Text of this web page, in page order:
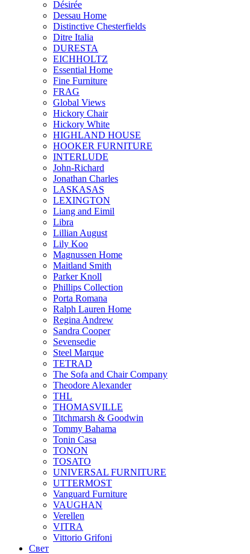
Désirée
Dessau Home
Distinctive Chesterfields
Ditre Italia
DURESTA
EICHHOLTZ
Essential Home
Fine Furniture
FRAG
Global Views
Hickory Chair
Hickory White
HIGHLAND HOUSE
HOOKER FURNITURE
INTERLUDE
John-Richard
Jonathan Charles
LASKASAS
LEXINGTON
Liang and Eimil
Libra
Lillian August
Lily Koo
Magnussen Home
Maitland Smith
Parker Knoll
Phillips Collection
Porta Romana
Ralph Lauren Home
Regina Andrew
Sandra Cooper
Sevensedie
Steel Marque
TETRAD
The Sofa and Chair Company
Theodore Alexander
THL
THOMASVILLE
Titchmarsh & Goodwin
Tommy Bahama
Tonin Casa
TONON
TOSATO
UNIVERSAL FURNITURE
UTTERMOST
Vanguard Furniture
VAUGHAN
Verellen
VITRA
Vittorio Grifoni
Свет